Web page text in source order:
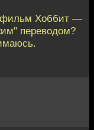
фильм Хоббит —
переводом?